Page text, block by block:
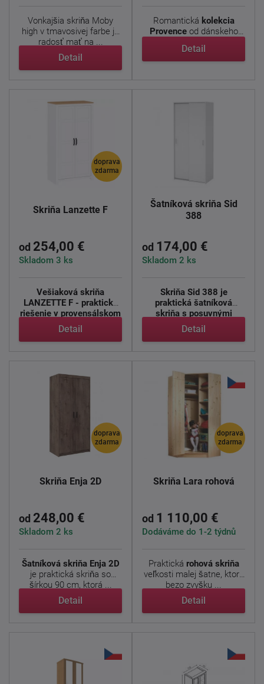
Vonkajšia skriňa Moby
high v tmavosivej farbe je
radosť mať na ...
Detail
Romantická kolekcia
Provenceod dánskeho
Detail
doprava
zdarma
Skriňa Lanzette F
od 254,00 €
Skladom 3 ks
Vešiaková skriňa
LANZETTE F - praktické
riešenie v provensálskom
štýle ...
Detail
Šatníková skriňa Sid
388
od 174,00 €
Skladom 2 ks
Skriňa Sid 388 je
praktická šatníková
skriňa s posuvnými
dverami, ...
Detail
doprava
zdarma
Skriňa Enja 2D
od 248,00 €
Skladom 2 ks
Šatníková skriňa Enja 2D
je praktická skriňa so
šírkou 90 cm, ktorá ...
Detail
doprava
zdarma
Skriňa Lara rohová
od 1 110,00 €
Dodáváme do 1-2 týdnů
Praktická rohová skriňa
veľkosti malej šatne, ktorá
bezo zvyšku ...
Detail